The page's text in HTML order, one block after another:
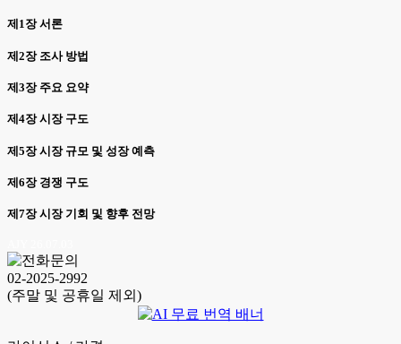
제1장 서론
제2장 조사 방법
제3장 주요 요약
제4장 시장 구도
제5장 시장 규모 및 성장 예측
제6장 경쟁 구도
제7장 시장 기회 및 향후 전망
02-2025-2992
(주말 및 공휴일 제외)